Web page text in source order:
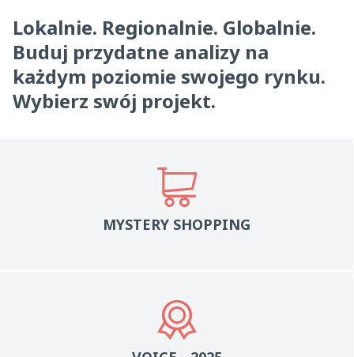
Lokalnie. Regionalnie. Globalnie.
Buduj przydatne analizy na
każdym poziomie swojego rynku.
Wybierz swój projekt.
MYSTERY SHOPPING